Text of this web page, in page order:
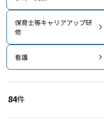
保育士等キャリアアップ研
修
看護
84件